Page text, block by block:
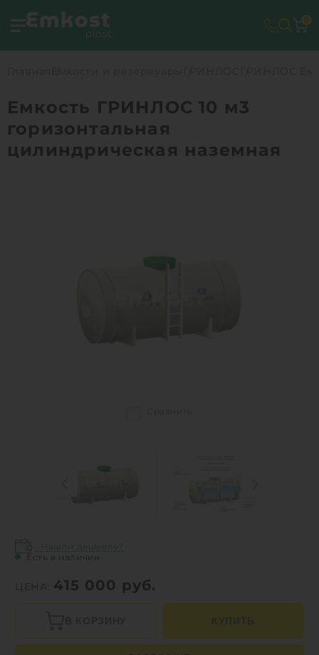
Емкость ГРИНЛОС 10 м3
горизонтальная
цилиндрическая наземная
Нашли дешевле?
Есть в наличии
ЦЕНА: 415 000 руб.